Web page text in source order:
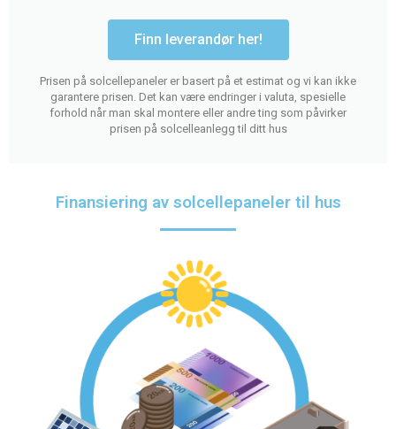
Finn leverandør her!
Prisen på solcellepaneler er basert på et estimat og vi kan ikke
garantere prisen. Det kan være endringer i valuta, spesielle
forhold når man skal montere eller andre ting som påvirker
prisen på solcelleanlegg til ditt hus
Finansiering av solcellepaneler til hus